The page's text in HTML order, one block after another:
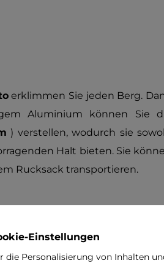
erklimmen Sie jeden Berg.
Aluminium können Sie
) verstellen, wodurch sie
Halt bieten. Sie
Rucksack transportieren.
Einstellungen
die Personalisierung von Inhalten